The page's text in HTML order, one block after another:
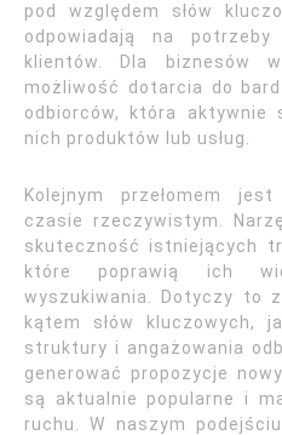
pod względem słów
odpowiadają na
klientów. Dla biznesów
możliwość dotarcia do
odbiorców, która aktywnie
nich produktów lub usług.
Kolejnym przełomem
czasie rzeczywistym.
skuteczność istniejących
które poprawią ich
wyszukiwania. Dotyczy to
kątem słów kluczowych,
struktury i angażowania
generować propozycje
są aktualnie popularne i
ruchu. W naszym